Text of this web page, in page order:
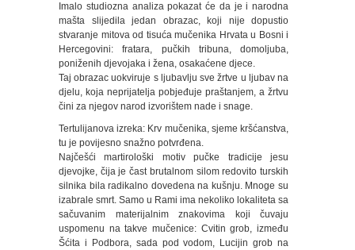
Imalo studiozna analiza pokazat će da je i narodna
mašta slijedila jedan obrazac, koji nije dopustio
stvaranje mitova od tisuća mučenika Hrvata u Bosni i
Hercegovini: fratara, pučkih tribuna, domoljuba,
poniženih djevojaka i žena, osakaćene djece.
Taj obrazac uokviruje s ljubavlju sve žrtve u ljubav na
djelu, koja neprijatelja pobjeđuje praštanjem, a žrtvu
čini za njegov narod izvorištem nade i snage.
Tertulijanova izreka: Krv mučenika, sjeme kršćanstva,
tu je povijesno snažno potvrđena.
Najčešći martirološki motiv pučke tradicije jesu
djevojke, čija je čast brutalnom silom redovito turskih
silnika bila radikalno dovedena na kušnju. Mnoge su
izabrale smrt. Samo u Rami ima nekoliko lokaliteta sa
sačuvanim materijalnim znakovima koji čuvaju
uspomenu na takve mučenice: Cvitin grob, između
Šćita i Podbora, sada pod vodom, Lucijin grob na